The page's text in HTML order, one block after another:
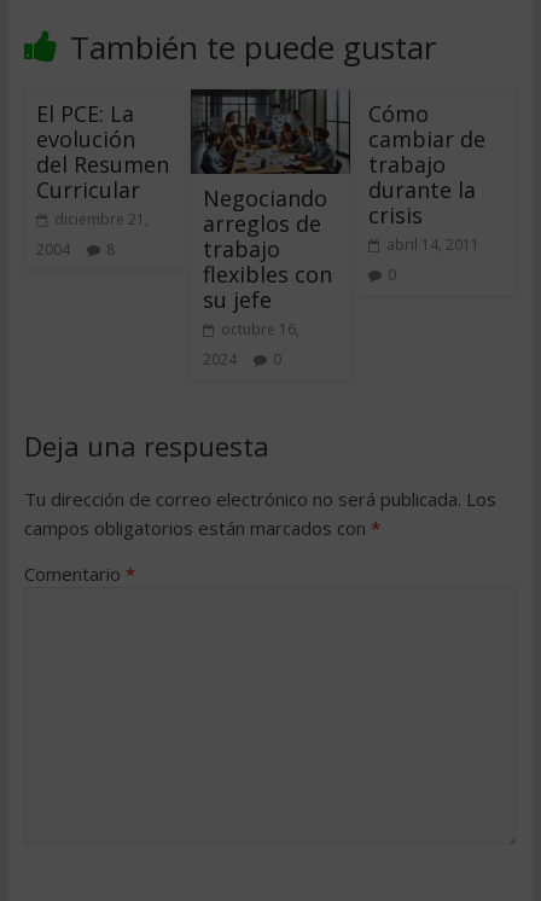
También te puede gustar
El PCE: La
evolución
del Resumen
Curricular
diciembre 21,
2004
8
Negociando
arreglos de
trabajo
flexibles con
su jefe
octubre 16,
2024
0
Cómo
cambiar de
trabajo
durante la
crisis
abril 14, 2011
0
Deja una respuesta
Tu dirección de correo electrónico no será publicada. Los
campos obligatorios están marcados con *
Comentario *